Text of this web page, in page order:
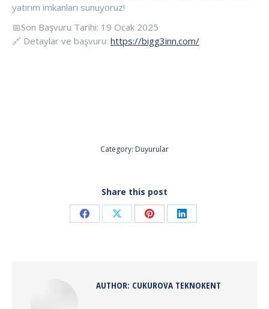
yatırım imkanları sunuyoruz!
📅Son Başvuru Tarihi: 19 Ocak 2025
🔗 Detaylar ve başvuru: https://bigg3inn.com/
Category: Duyurular
Share this post
Share Share Share Share
AUTHOR: CUKUROVA TEKNOKENT